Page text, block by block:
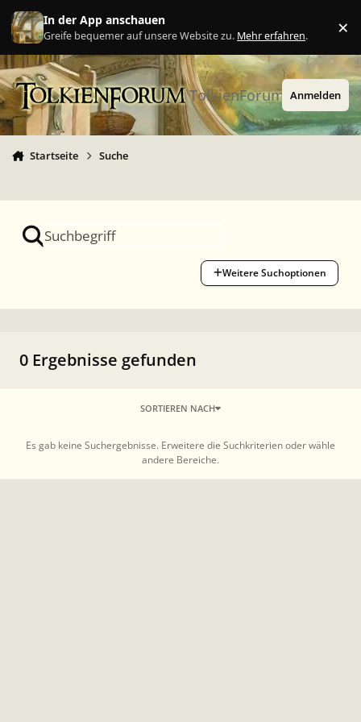
Zu Inhalt springen
In der App anschauen
Greife bequemer auf unsere Website zu. Mehr erfahren. ×
TolkienForum Anmelden
Startseite Suche
Weitere Suchoptionen
0 Ergebnisse gefunden
SORTIEREN NACH
Es gab keine Suchergebnisse. Erweitere die Suchkriterien oder wähle
andere Bereiche.